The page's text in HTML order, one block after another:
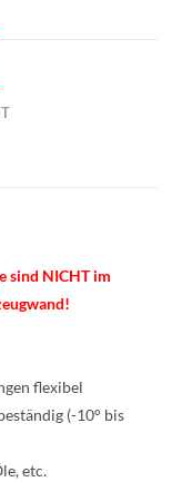
sind NICHT im
flexibel
(-10° bis
etc.